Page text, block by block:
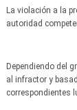
La violación a la
autoridad
Dependiendo del
al infractor y
correspondientes